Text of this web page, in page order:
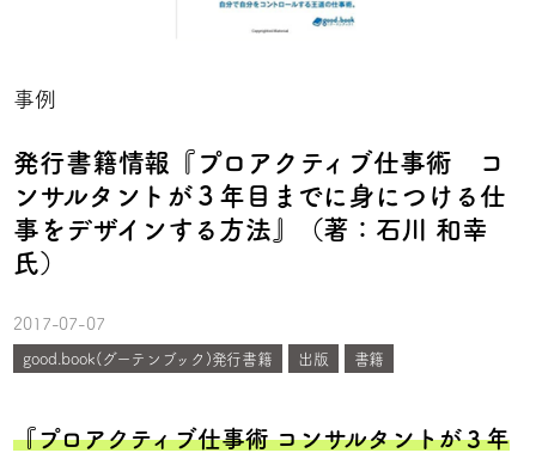
事例
発行書籍情報『プロアクティブ仕事術 コ
ンサルタントが３年目までに身につける仕
事をデザインする方法』（著：石川 和幸
氏）
2017-07-07
good.book(グーテンブック)発行書籍 出版 書籍
『プロアクティブ仕事術 コンサルタントが３年